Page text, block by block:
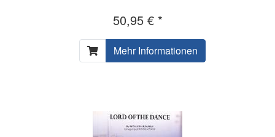
50,95 € *
Mehr Informationen